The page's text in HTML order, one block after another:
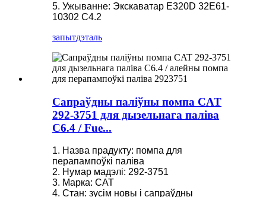
5. Ужыванне: Экскаватар E320D 32E61-
10302 C4.2
запытдэталь
Сапраўдны паліўны помпа CAT
292-3751 для дызельнага паліва
C6.4 / Fue...
1. Назва прадукту: помпа для
перапампоўкі паліва
2. Нумар мадэлі: 292-3751
3. Марка: CAT
4. Стан: зусім новы і сапраўдны